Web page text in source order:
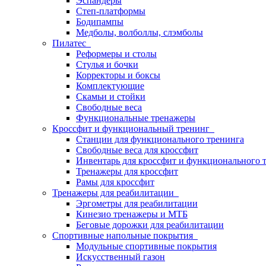
Степ-платформы
Бодипампы
Медболы, волболлы, слэмболы
Пилатес
Реформеры и столы
Стулья и бочки
Корректоры и боксы
Комплектующие
Скамьи и стойки
Свободные веса
Функциональные тренажеры
Кроссфит и функциональный тренинг
Станции для функционального тренинга
Свободные веса для кроссфит
Инвентарь для кроссфит и функционального
Тренажеры для кроссфит
Рамы для кроссфит
Тренажеры для реабилитации
Эргометры для реабилитации
Кинезио тренажеры и МТБ
Беговые дорожки для реабилитации
Спортивные напольные покрытия
Модульные спортивные покрытия
Искусственный газон